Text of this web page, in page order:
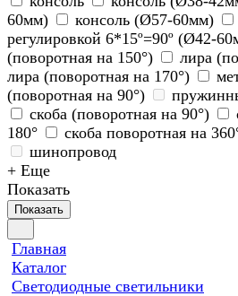
60мм)
консоль (Ø57-60мм)
регулировкой 6*15º=90º (Ø42-
(поворотная на 150°)
лира
лира (поворотная на 170°)
(поворотная на 90°)
скоба (поворотная на 90°)
180°
скоба поворотная на
шинопровод
+ Еще
Показать
Показать
Главная
Каталог
Светодиодные светильники